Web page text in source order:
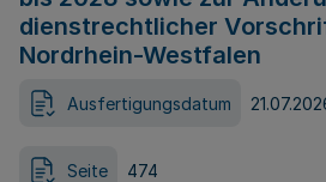
dienstrechtlicher
Nordrhein-Westfalen
Ausfertigungsdatum
Seite 474